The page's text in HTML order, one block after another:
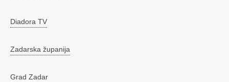
Diadora TV
Zadarska županija
Grad Zadar